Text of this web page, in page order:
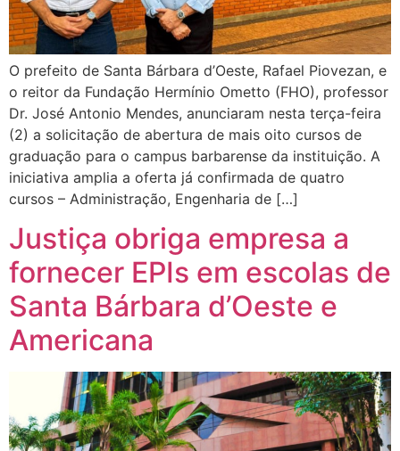
O prefeito de Santa Bárbara d’Oeste, Rafael Piovezan, e
o reitor da Fundação Hermínio Ometto (FHO), professor
Dr. José Antonio Mendes, anunciaram nesta terça-feira
(2) a solicitação de abertura de mais oito cursos de
graduação para o campus barbarense da instituição. A
iniciativa amplia a oferta já confirmada de quatro
cursos – Administração, Engenharia de […]
Justiça obriga empresa a
fornecer EPIs em escolas de
Santa Bárbara d’Oeste e
Americana